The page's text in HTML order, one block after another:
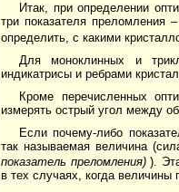
Итак, при определении
три показателя преломления
определить, с какими
Для моноклинных и
индикатрисы и ребрами
Кроме перечисленных
измерять острый угол между
Если почему-либо
так называемая величина
показатель преломления)).
в тех случаях, когда величины